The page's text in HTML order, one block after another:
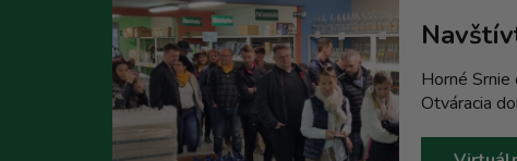
Horné
Otváracia